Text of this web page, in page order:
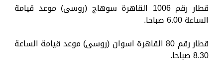
قطار رقم 1006 القاهرة سوهاج (روسى) موعد قيامة
الساعة 6.00 صباحا.
قطار رقم 80 القاهرة اسوان (روسى) موعد قيامة الساعة
8.30 صباحا.